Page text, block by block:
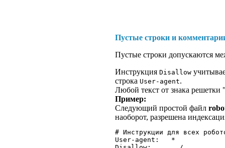
Пустые строки и
Пустые строки допускаются
Инструкция Disallow
строка User-agent.
Любой текст от знака решетки
Пример:
Следующий простой файл
наоборот, разрешена
# Инструкции для всех
User-agent:   *